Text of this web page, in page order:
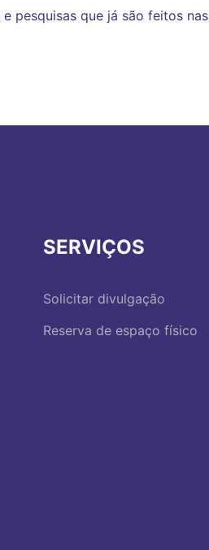
pesquisas que já são feitos nas
SERVIÇOS
Solicitar divulgação
Reserva de espaço físico